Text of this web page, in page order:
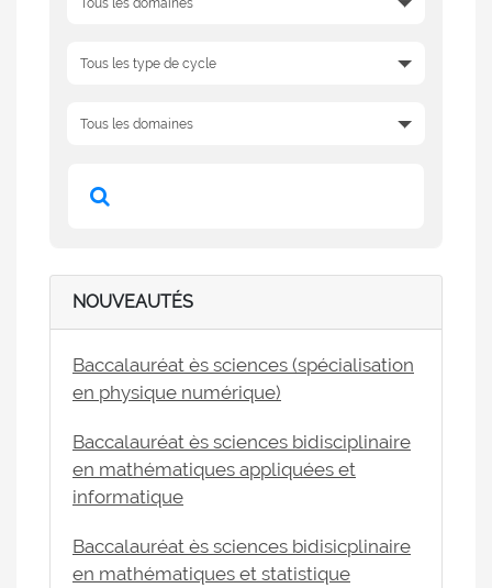
NOUVEAUTÉS
Baccalauréat ès sciences (spécialisation
en physique numérique)
Baccalauréat ès sciences bidisciplinaire
en mathématiques appliquées et
informatique
Baccalauréat ès sciences bidisicplinaire
en mathématiques et statistique